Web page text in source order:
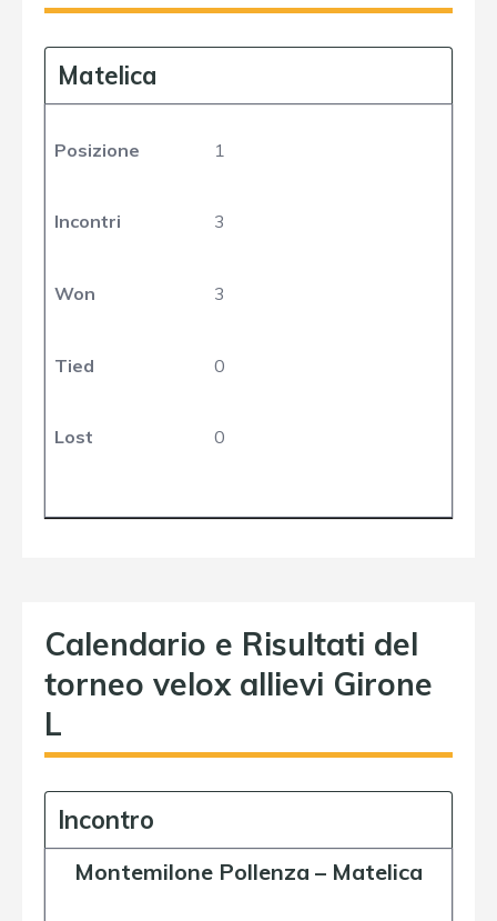
Matelica
Posizione 1
Incontri 3
Won 3
Tied 0
Lost 0
Calendario e Risultati del
torneo velox allievi Girone
L
Incontro
Montemilone Pollenza – Matelica